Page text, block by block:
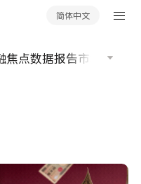
简体中文
焦点数据报告市场分析